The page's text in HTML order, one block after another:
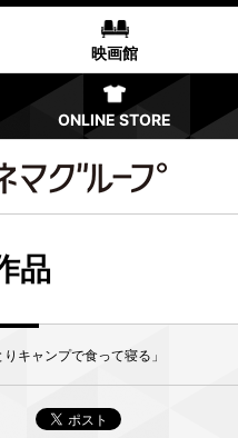
映画館
ONLINE STORE
品
キャンプで食って寝る」